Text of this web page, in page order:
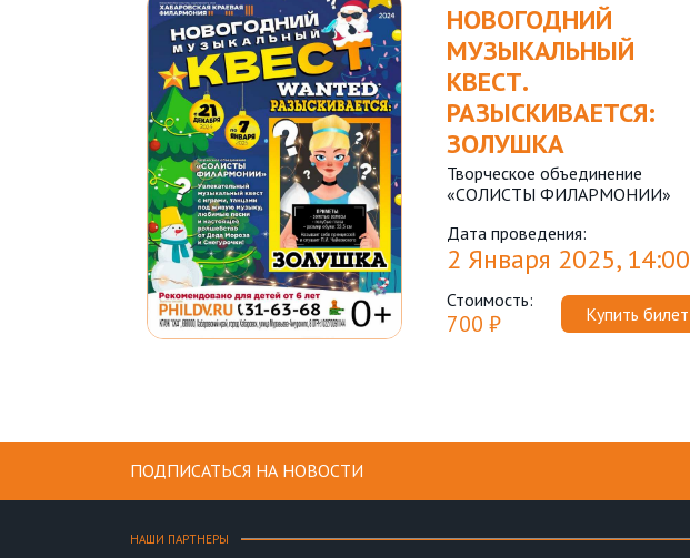
НОВОГОДНИЙ
МУЗЫКАЛЬНЫЙ
КВЕСТ.
РАЗЫСКИВАЕТСЯ:
ЗОЛУШКА
Творческое объединение
«СОЛИСТЫ ФИЛАРМОНИИ»
Дата проведения:
2 Января 2025, 14:00
Стоимость:
700 ₽ Купить билет
ПОДПИСАТЬСЯ НА НОВОСТИ
НАШИ ПАРТНЕРЫ